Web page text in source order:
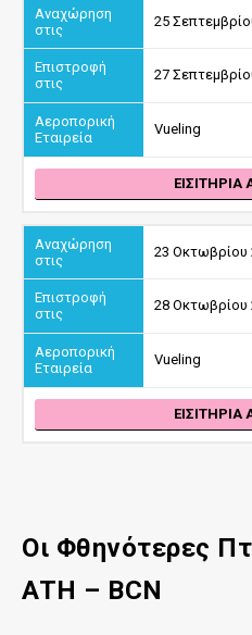
25
27
Vueling
ΕΙΣΙΤΉΡΙΑ
23 Οκτωβρίου
28 Οκτωβρίου
Vueling
ΕΙΣΙΤΉΡΙΑ
Οι Φθηνότερες
ATH – BCN